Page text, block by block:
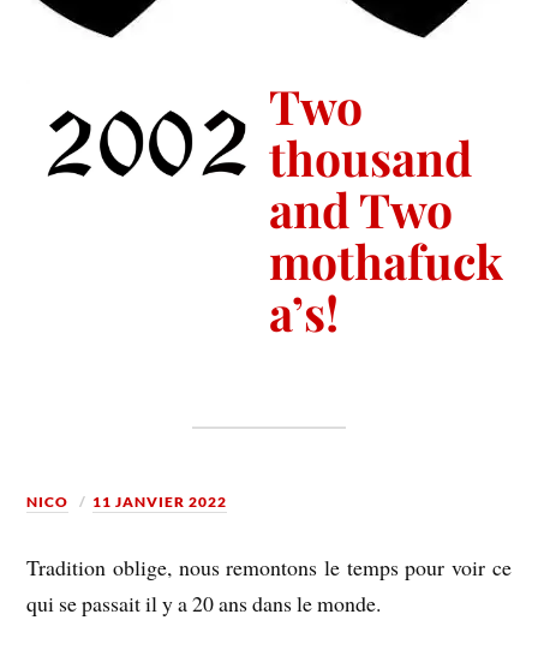
Two
thousand
and Two
mothafuck
a’s!
NICO 11 JANVIER 2022
Tradition oblige, nous remontons le temps pour voir ce
qui se passait il y a 20 ans dans le monde.